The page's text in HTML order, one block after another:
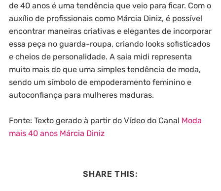
de 40 anos é uma tendência que veio para ficar. Com o
auxílio de profissionais como Márcia Diniz, é possível
encontrar maneiras criativas e elegantes de incorporar
essa peça no guarda-roupa, criando looks sofisticados
e cheios de personalidade. A saia midi representa
muito mais do que uma simples tendência de moda,
sendo um símbolo de empoderamento feminino e
autoconfiança para mulheres maduras.
Fonte: Texto gerado à partir do Vídeo do Canal Moda
mais 40 anos Márcia Diniz
SHARE THIS: